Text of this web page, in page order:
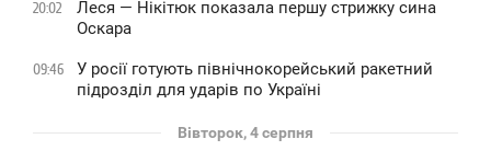
20:02
Леся — Нікітюк показала першу стрижку сина
Оскара
09:46
У росії готують північнокорейський ракетний
підрозділ для ударів по Україні
Вівторок, 4 серпня